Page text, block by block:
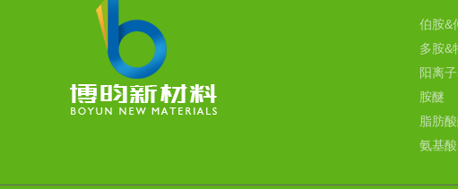
伯胺&
多胺&
阳离
胺醚
脂肪
氨基